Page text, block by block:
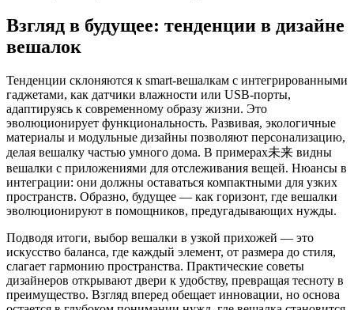
Взгляд в будущее: тенденции в дизайне
вешалок
Тенденции склоняются к smart-вешалкам с интегрированными
гаджетами, как датчики влажности или USB-порты,
адаптируясь к современному образу жизни. Это
эволюционирует функциональность. Развивая, экологичные
материалы и модульные дизайны позволяют персонализацию,
делая вешалку частью умного дома. В примерах未来 видны
вешалки с приложениями для отслеживания вещей. Нюансы в
интеграции: они должны оставаться компактными для узких
пространств. Образно, будущее — как горизонт, где вешалки
эволюционируют в помощников, предугадывающих нужды.
Подводя итоги, выбор вешалки в узкой прихожей — это
искусство баланса, где каждый элемент, от размера до стиля,
слагает гармонию пространства. Практические советы
дизайнеров открывают двери к удобству, превращая тесноту в
преимущество. Взгляд вперед обещает инновации, но основа